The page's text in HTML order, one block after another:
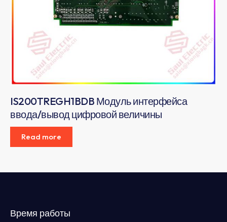
IS200TREGH1BDB Модуль интерфейса
ввода/вывод цифровой величины
Read more
Время работы